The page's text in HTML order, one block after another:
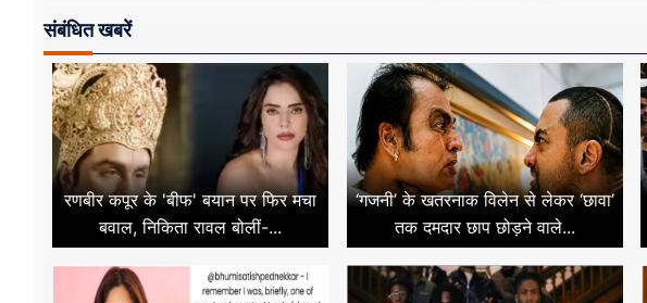
संबंधित खबरें
रणबीर कपूर के 'बीफ' बयान पर फिर मचा
बवाल, निकिता रावल बोलीं-...
‘गजनी’ के खतरनाक विलेन से लेकर ‘छावा’
तक दमदार छाप छोड़ने वाले...